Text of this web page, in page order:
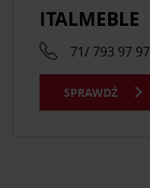
ITALMEBLE
71/ 793 97 97
SPRAWDŹ